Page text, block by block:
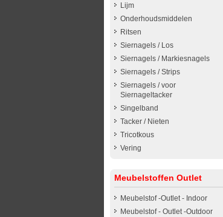
Lijm
Onderhoudsmiddelen
Ritsen
Siernagels / Los
Siernagels / Markiesnagels
Siernagels / Strips
Siernagels / voor
Siernageltacker
Singelband
Tacker / Nieten
Tricotkous
Vering
Meubelstoffen Outlet
Meubelstof -Outlet - Indoor
Meubelstof - Outlet -Outdoor